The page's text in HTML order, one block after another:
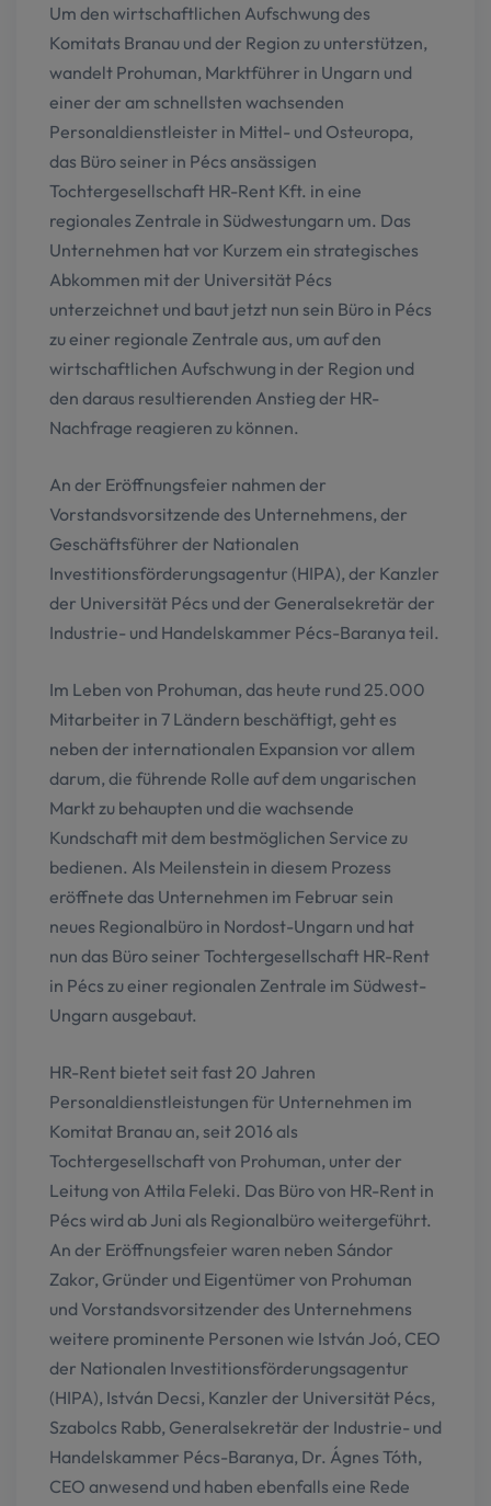
Um den wirtschaftlichen Aufschwung des
Komitats Branau und der Region zu unterstützen,
wandelt Prohuman, Marktführer in Ungarn und
einer der am schnellsten wachsenden
Personaldienstleister in Mittel- und Osteuropa,
das Büro seiner in Pécs ansässigen
Tochtergesellschaft HR-Rent Kft. in eine
regionales Zentrale in Südwestungarn um. Das
Unternehmen hat vor Kurzem ein strategisches
Abkommen mit der Universität Pécs
unterzeichnet und baut jetzt nun sein Büro in Pécs
zu einer regionale Zentrale aus, um auf den
wirtschaftlichen Aufschwung in der Region und
den daraus resultierenden Anstieg der HR-
Nachfrage reagieren zu können.
An der Eröffnungsfeier nahmen der
Vorstandsvorsitzende des Unternehmens, der
Geschäftsführer der Nationalen
Investitionsförderungsagentur (HIPA), der Kanzler
der Universität Pécs und der Generalsekretär der
Industrie- und Handelskammer Pécs-Baranya teil.
Im Leben von Prohuman, das heute rund 25.000
Mitarbeiter in 7 Ländern beschäftigt, geht es
neben der internationalen Expansion vor allem
darum, die führende Rolle auf dem ungarischen
Markt zu behaupten und die wachsende
Kundschaft mit dem bestmöglichen Service zu
bedienen. Als Meilenstein in diesem Prozess
eröffnete das Unternehmen im Februar sein
neues Regionalbüro in Nordost-Ungarn und hat
nun das Büro seiner Tochtergesellschaft HR-Rent
in Pécs zu einer regionalen Zentrale im Südwest-
Ungarn ausgebaut.
HR-Rent bietet seit fast 20 Jahren
Personaldienstleistungen für Unternehmen im
Komitat Branau an, seit 2016 als
Tochtergesellschaft von Prohuman, unter der
Leitung von Attila Feleki. Das Büro von HR-Rent in
Pécs wird ab Juni als Regionalbüro weitergeführt.
An der Eröffnungsfeier waren neben Sándor
Zakor, Gründer und Eigentümer von Prohuman
und Vorstandsvorsitzender des Unternehmens
weitere prominente Personen wie István Joó, CEO
der Nationalen Investitionsförderungsagentur
(HIPA), István Decsi, Kanzler der Universität Pécs,
Szabolcs Rabb, Generalsekretär der Industrie- und
Handelskammer Pécs-Baranya, Dr. Ágnes Tóth,
CEO anwesend und haben ebenfalls eine Rede